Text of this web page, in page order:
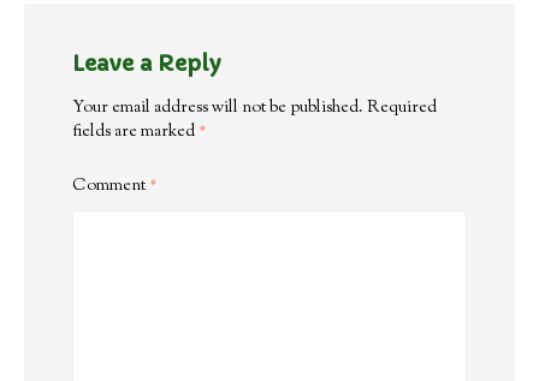
Leave a Reply
Your email address will not be published. Required
fields are marked *
Comment*